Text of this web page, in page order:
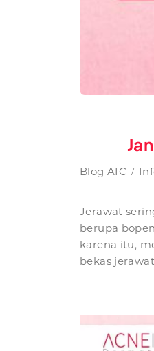
Blog AIC
Jerawat
berupa
karena itu,
bekas